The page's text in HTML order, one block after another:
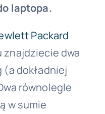
laptopa.
Packard
znajdziecie dwa
(a dokładniej
równolegle
w sumie